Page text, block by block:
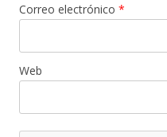
Correo electrónico *
Web